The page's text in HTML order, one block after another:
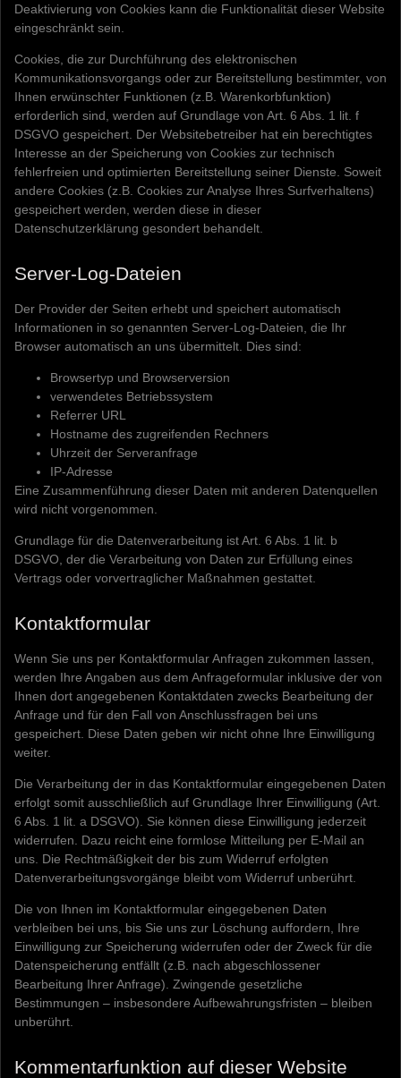
Deaktivierung von Cookies kann die Funktionalität dieser Website
eingeschränkt sein.
Cookies, die zur Durchführung des elektronischen
Kommunikationsvorgangs oder zur Bereitstellung bestimmter, von
Ihnen erwünschter Funktionen (z.B. Warenkorbfunktion)
erforderlich sind, werden auf Grundlage von Art. 6 Abs. 1 lit. f
DSGVO gespeichert. Der Websitebetreiber hat ein berechtigtes
Interesse an der Speicherung von Cookies zur technisch
fehlerfreien und optimierten Bereitstellung seiner Dienste. Soweit
andere Cookies (z.B. Cookies zur Analyse Ihres Surfverhaltens)
gespeichert werden, werden diese in dieser
Datenschutzerklärung gesondert behandelt.
Server-Log-Dateien
Der Provider der Seiten erhebt und speichert automatisch
Informationen in so genannten Server-Log-Dateien, die Ihr
Browser automatisch an uns übermittelt. Dies sind:
Browsertyp und Browserversion
verwendetes Betriebssystem
Referrer URL
Hostname des zugreifenden Rechners
Uhrzeit der Serveranfrage
IP-Adresse
Eine Zusammenführung dieser Daten mit anderen Datenquellen
wird nicht vorgenommen.
Grundlage für die Datenverarbeitung ist Art. 6 Abs. 1 lit. b
DSGVO, der die Verarbeitung von Daten zur Erfüllung eines
Vertrags oder vorvertraglicher Maßnahmen gestattet.
Kontaktformular
Wenn Sie uns per Kontaktformular Anfragen zukommen lassen,
werden Ihre Angaben aus dem Anfrageformular inklusive der von
Ihnen dort angegebenen Kontaktdaten zwecks Bearbeitung der
Anfrage und für den Fall von Anschlussfragen bei uns
gespeichert. Diese Daten geben wir nicht ohne Ihre Einwilligung
weiter.
Die Verarbeitung der in das Kontaktformular eingegebenen Daten
erfolgt somit ausschließlich auf Grundlage Ihrer Einwilligung (Art.
6 Abs. 1 lit. a DSGVO). Sie können diese Einwilligung jederzeit
widerrufen. Dazu reicht eine formlose Mitteilung per E-Mail an
uns. Die Rechtmäßigkeit der bis zum Widerruf erfolgten
Datenverarbeitungsvorgänge bleibt vom Widerruf unberührt.
Die von Ihnen im Kontaktformular eingegebenen Daten
verbleiben bei uns, bis Sie uns zur Löschung auffordern, Ihre
Einwilligung zur Speicherung widerrufen oder der Zweck für die
Datenspeicherung entfällt (z.B. nach abgeschlossener
Bearbeitung Ihrer Anfrage). Zwingende gesetzliche
Bestimmungen – insbesondere Aufbewahrungsfristen – bleiben
unberührt.
Kommentarfunktion auf dieser Website